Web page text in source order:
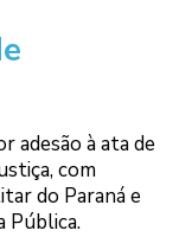
adesão à ata de
com
do Paraná e
Pública.